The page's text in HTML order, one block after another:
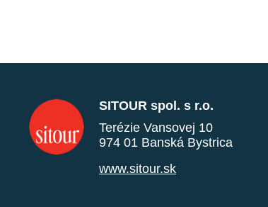
SITOUR spol. s r.o.
Terézie Vansovej 10
974 01 Banská Bystrica
www.sitour.sk